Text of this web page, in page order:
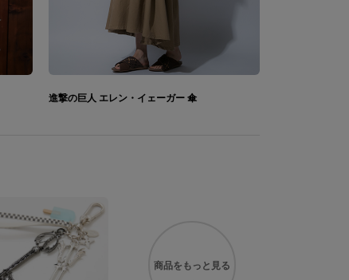
進撃の巨人 エレン・イェーガー 傘
商品を もっと見る